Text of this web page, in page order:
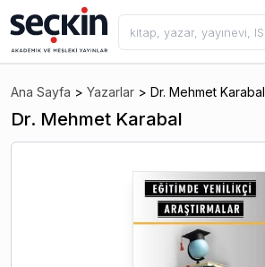
Ana Sayfa > Yazarlar > Dr. Mehmet Karabal
Dr. Mehmet Karabal